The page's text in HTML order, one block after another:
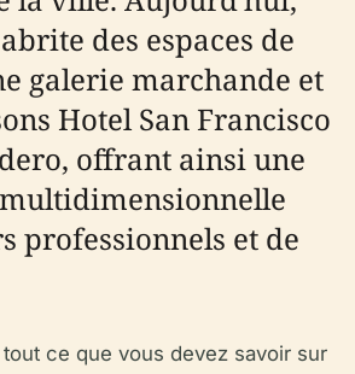
des espaces de
galerie marchande et
Hotel San Francisco
offrant ainsi une
professionnels et de
ce que vous devez savoir sur